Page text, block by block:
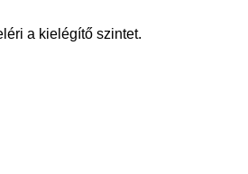
a kielégítő szintet.